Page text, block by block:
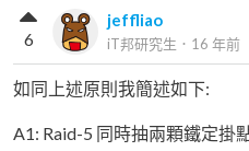
jeffliao
iT邦研究生 ． 16 年前
6
如同上述原則我簡述如下:
A1: Raid-5 同時抽兩顆鐵定掛